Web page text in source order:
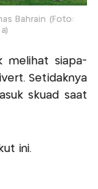
Bahrain (Foto:
melihat siapa-
Setidaknya
skuad saat
ini.